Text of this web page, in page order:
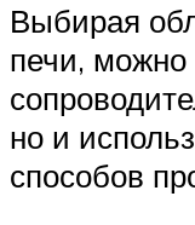
Выбирая
печи, можно
но и
способов